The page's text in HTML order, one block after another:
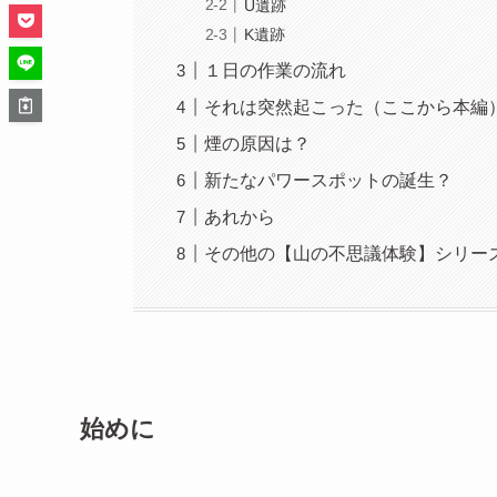
U遺跡
K遺跡
１日の作業の流れ
それは突然起こった（ここから本編
煙の原因は？
新たなパワースポットの誕生？
あれから
その他の【山の不思議体験】シリー
始めに